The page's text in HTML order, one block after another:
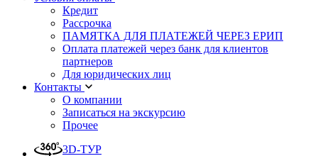
Кредит
Рассрочка
ПАМЯТКА ДЛЯ ПЛАТЕЖЕЙ ЧЕРЕЗ ЕРИП
Оплата платежей через банк для клиентов
партнеров
Для юридических лиц
Контакты
О компании
Записаться на экскурсию
Прочее
3D-ТУР